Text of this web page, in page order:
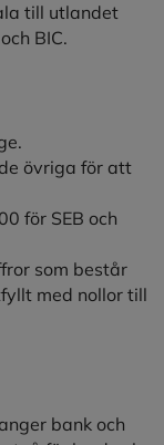
till utlandet
BIC.
övriga för att
för SEB och
som består
med nollor till
bank och